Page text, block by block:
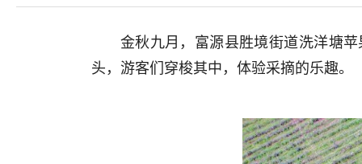
金秋九月，富源县胜境街道洗洋塘
头，游客们穿梭其中，体验采摘的乐趣。